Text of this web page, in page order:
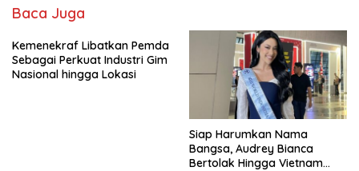
Baca Juga
Kemenekraf Libatkan Pemda
Sebagai Perkuat Industri Gim
Nasional hingga Lokasi
Siap Harumkan Nama
Bangsa, Audrey Bianca
Bertolak Hingga Vietnam